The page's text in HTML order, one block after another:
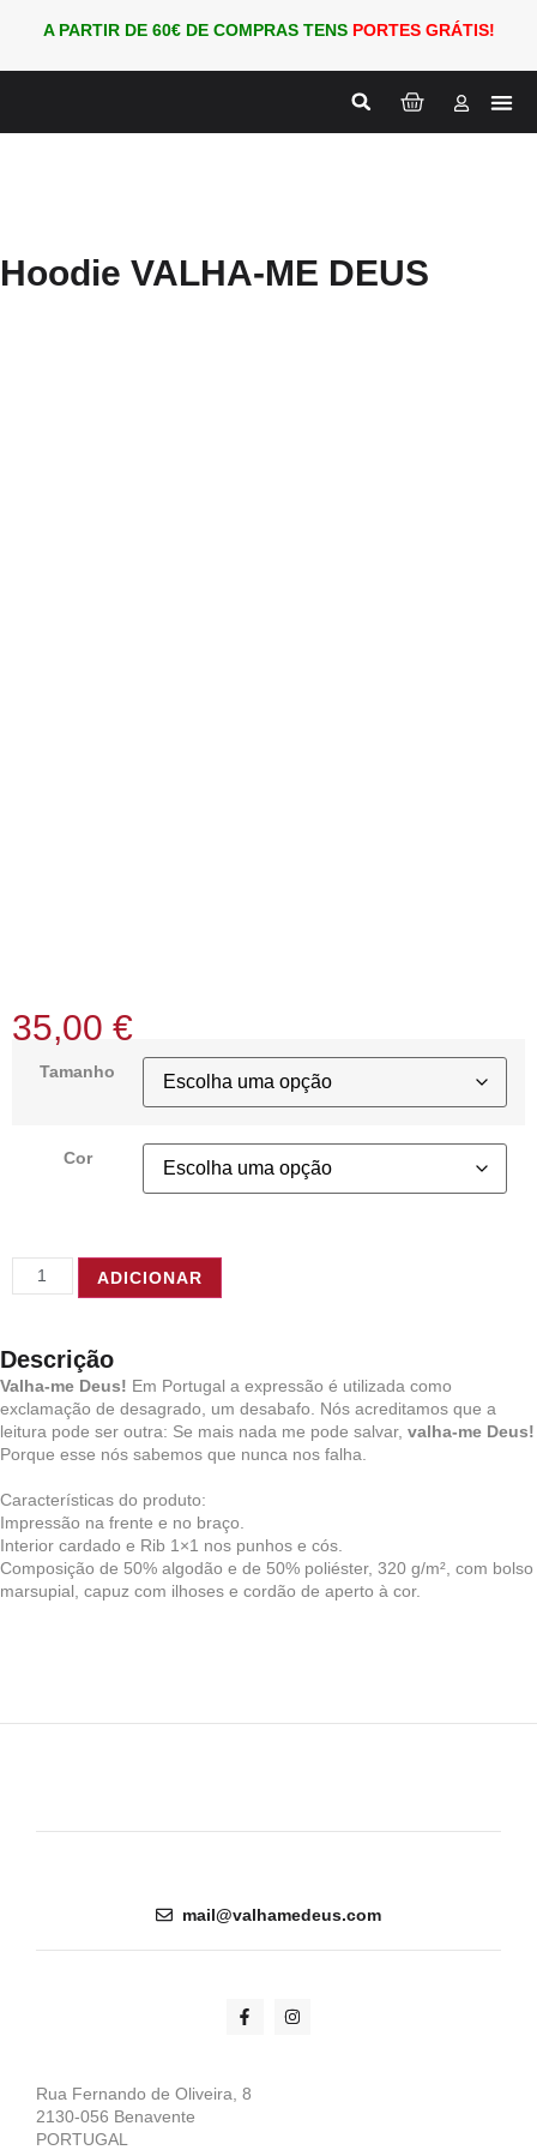
A PARTIR DE 60€ DE COMPRAS TENS PORTES GRÁTIS!
Hoodie VALHA-ME DEUS
35,00 €
Tamanho
Cor
ADICIONAR
Descrição
Valha-me Deus! Em Portugal a expressão é utilizada como
exclamação de desagrado, um desabafo. Nós acreditamos que a
leitura pode ser outra: Se mais nada me pode salvar, valha-me Deus!
Porque esse nós sabemos que nunca nos falha.
Características do produto:
Impressão na frente e no braço.
Interior cardado e Rib 1×1 nos punhos e cós.
Composição de 50% algodão e de 50% poliéster, 320 g/m², com bolso
marsupial, capuz com ilhoses e cordão de aperto à cor.
mail@valhamedeus.com
Rua Fernando de Oliveira, 8
2130-056 Benavente
PORTUGAL